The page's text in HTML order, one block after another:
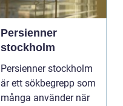
Persienner
stockholm
Persienner stockholm
är ett sökbegrepp som
många använder när